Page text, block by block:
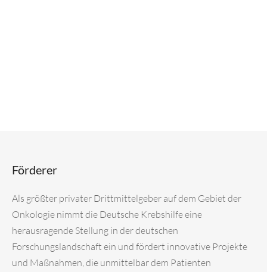
Förderer
Als größter privater Drittmittelgeber auf dem Gebiet der
Onkologie nimmt die Deutsche Krebshilfe eine
herausragende Stellung in der deutschen
Forschungslandschaft ein und fördert innovative Projekte
und Maßnahmen, die unmittelbar dem Patienten